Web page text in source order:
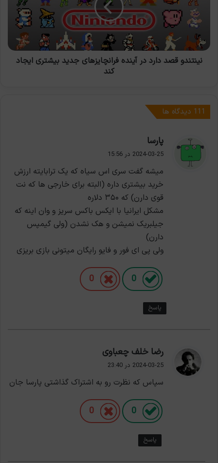
آینده
فرانچایز‌های
جدید
بیشتری
ایجاد
نینتندو قصد دارد در آینده فرانچایز‌های جدید بیشتری ایجاد
کند
‫111 دیدگاه ها
پارسا
ف
:
2024-03-25 در 15:56
میشه گفت سری اس سیاه که یک ترابایته ارزش
خرید بیشتری داره (البته برای خارجی ها که نت
قوی دارن) که ۳۵۰ دلاره
مشکل ایرانیا با ایکس باکس سریز‌ و وان اینه که
جیلبریک نمیشن و هک نشدن (ولی گیمپس
دارن)
ولی پی ای فور و فایو رایگان میتونی بازی بریزی
0
0
پاسخ
رضا خلف چعباوی
:
2024-03-25 در 23:40
سپاس که نظرت رو به اشتراک گذاشتی پارسا جان
0
0
پاسخ